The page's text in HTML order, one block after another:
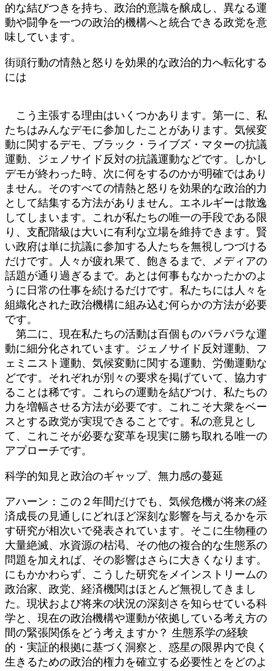
的な結びつきを持ち、政治的意識を醸成し、異なる運
動や闘争を一つの政治的機構へと統合できる政党を意
味しています。
街頭行動の情熱と怒りを効果的な政治的力へ転化する
には
こう主張する理由はいくつかあります。第一に、私
たちはみんなデモに参加したことがあります。気候変
動に関するデモ、ブラック・ライブズ・マターの抗議
運動、ジェノサイド反対の抗議運動などです。しかし
デモが終わった時、次に何をするのかが明確ではあり
ません。そのすべての情熱と怒りを効果的な政治的力
として結集する方法がありません。エネルギーは散逸
してしまいます。これが私たちの唯一の手段である限
り、支配階級は大いに有利な立場を維持できます。賢
い政府は単に抗議に参加する人たちを無視しつづける
だけです。人々が疲れ果て、飽きるまで、メディアの
話題が通り過ぎるまで。あとは何事もなかったかのよ
うに日常の仕事を続けるだけです。私たちには人々を
組織化された政治機構に組み込む何らかの方法が必要
です。
第二に、現在私たちの活動は百個ものバラバラな運
動に細分化されています。ジェノサイド反対運動、フ
ェミニスト運動、気候変動に関する運動、労働運動な
どです。それぞれが別々の要求を掲げていて、協力す
ることは稀です。これらの運動を結びつけ、私たちの
力を増幅させる方法が必要です。これこそ大衆をベー
スとする政党が実現できることです。私の意見とし
て、これこそが必要な変革を現実に勝ち取れる唯一の
アプローチです。
科学的知見と政治のギャップ、無力感の蔓延
アハーン：この２年間だけでも、気候危機が将来の経
済成長の見通しにどれほど深刻な影響を与えるかを示
す研究が相次いで発表されています。そこに生物種の
大量絶滅、水資源の枯渇、その他の複合的な生態系の
問題を加えれば、その影響はさらに大きくなります。
にもかかわらず、こうした研究をメインストリームの
政治家、政党、経済機関はほとんど無視してきまし
た。現状および将来の状況の深刻さを知らせている科
学と、現在の政治機構や運動が依拠している考え方の
間の緊張関係をどう考えますか？ 生態系学の経験
的・実証的根拠に基づく洞察と、惑星の限界内で良く
生きるための政治的権力を確立する必要性とをどのよ